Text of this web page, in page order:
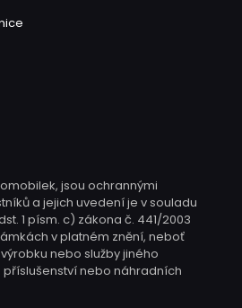
jsou ochrannými
a jejich uvedení je v souladu
1 písm. c) zákona č. 441/2003
v platném znění, neboť
nebo služby jiného
nebo náhradních